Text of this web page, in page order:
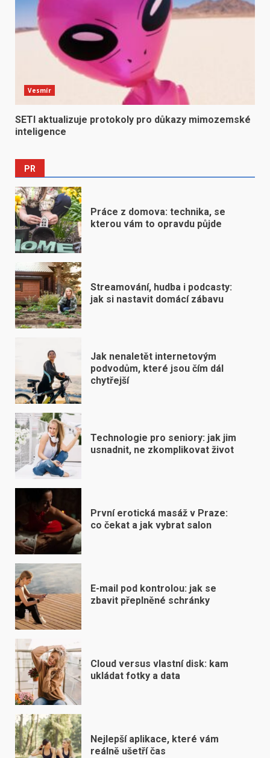
Vesmír
SETI aktualizuje protokoly pro důkazy mimozemské
inteligence
PR
Práce z domova: technika, se
kterou vám to opravdu půjde
Streamování, hudba i podcasty:
jak si nastavit domácí zábavu
Jak nenaletět internetovým
podvodům, které jsou čím dál
chytřejší
Technologie pro seniory: jak jim
usnadnit, ne zkomplikovat život
První erotická masáž v Praze:
co čekat a jak vybrat salon
E-mail pod kontrolou: jak se
zbavit přeplněné schránky
Cloud versus vlastní disk: kam
ukládat fotky a data
Nejlepší aplikace, které vám
reálně ušetří čas